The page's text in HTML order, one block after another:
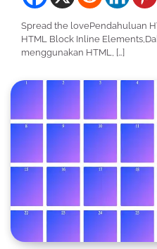
Spread the lovePendahuluan
HTML Block Inline
menggunakan HTML, […]